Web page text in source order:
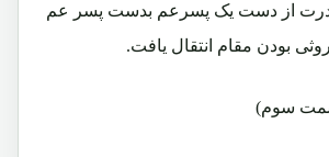
از دست یک پسرعم بدست پسر عم
بودن مقام انتقال یافت.
سوم)